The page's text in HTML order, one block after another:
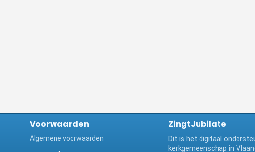
Voorwaarden
Algemene voorwaarden
ZingtJubilate
Dit is het digitaal
kerkgemeenschap in